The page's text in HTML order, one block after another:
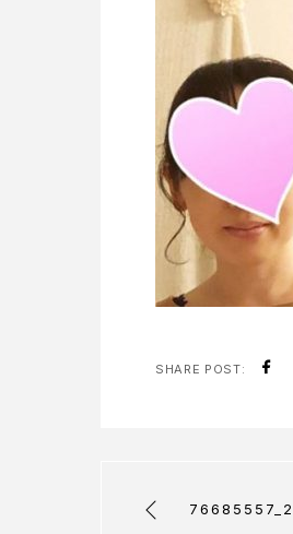
SHARE POST: